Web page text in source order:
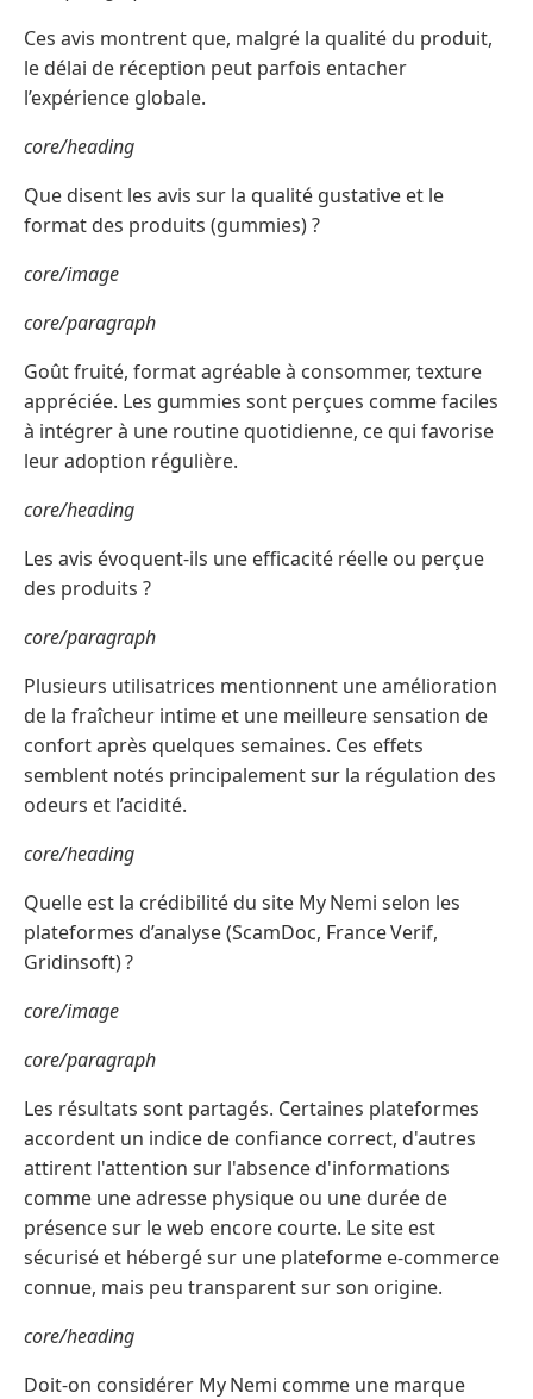
Ces avis montrent que, malgré la qualité du produit,
le délai de réception peut parfois entacher
l’expérience globale.
core/heading
Que disent les avis sur la qualité gustative et le
format des produits (gummies) ?
core/image
core/paragraph
Goût fruité, format agréable à consommer, texture
appréciée. Les gummies sont perçues comme faciles
à intégrer à une routine quotidienne, ce qui favorise
leur adoption régulière.
core/heading
Les avis évoquent-ils une efficacité réelle ou perçue
des produits ?
core/paragraph
Plusieurs utilisatrices mentionnent une amélioration
de la fraîcheur intime et une meilleure sensation de
confort après quelques semaines. Ces effets
semblent notés principalement sur la régulation des
odeurs et l’acidité.
core/heading
Quelle est la crédibilité du site My Nemi selon les
plateformes d’analyse (ScamDoc, France Verif,
Gridinsoft) ?
core/image
core/paragraph
Les résultats sont partagés. Certaines plateformes
accordent un indice de confiance correct, d'autres
attirent l'attention sur l'absence d'informations
comme une adresse physique ou une durée de
présence sur le web encore courte. Le site est
sécurisé et hébergé sur une plateforme e-commerce
connue, mais peu transparent sur son origine.
core/heading
Doit‑on considérer My Nemi comme une marque